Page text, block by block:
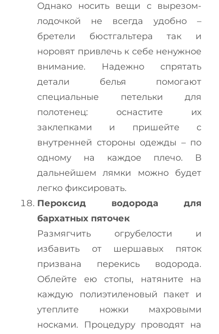
Однако носить вещи с вырезом-
лодочкой не всегда удобно –
бретели бюстгальтера так и
норовят привлечь к себе ненужное
внимание. Надежно спрятать
детали белья помогают
специальные петельки для
полотенец: оснастите их
заклепками и пришейте с
внутренней стороны одежды – по
одному на каждое плечо. В
дальнейшем лямки можно будет
легко фиксировать.
Пероксид водорода для
бархатных пяточек
Размягчить огрубелости и
избавить от шершавых пяток
призвана перекись водорода.
Облейте ею стопы, натяните на
каждую полиэтиленовый пакет и
утеплите ножки махровыми
носками. Процедуру проводят на